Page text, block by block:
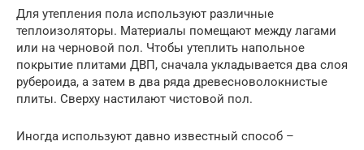
Для утепления пола используют различные
теплоизоляторы. Материалы помещают между лагами
или на черновой пол. Чтобы утеплить напольное
покрытие плитами ДВП, сначала укладывается два слоя
рубероида, а затем в два ряда древесноволокнистые
плиты. Сверху настилают чистовой пол.
Иногда используют давно известный способ –